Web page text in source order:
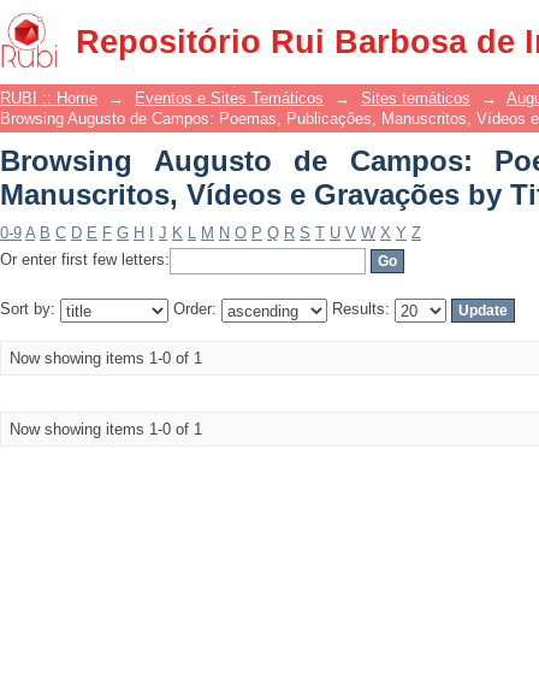
Repositório Rui Barbosa de
Browsing Augusto de Campos:
Gravações by Title
RUBI :: Home → Eventos e Sites Temáticos → Sites temáticos →
Browsing Augusto de Campos: Poemas, Publicações, Manuscritos, Vídeos
Browsing Augusto de Campos:
Manuscritos, Vídeos e Gravações by
0-9 A B C D E F G H J K L M N O P Q R S T U V W X Y Z
Or enter first few letters:
Sort by: Order: Results:
Now showing items 1-0 of 1
Now showing items 1-0 of 1